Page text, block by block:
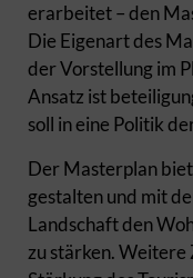
erarbeitet – den
Die Eigenart des
der Vorstellung im
Ansatz ist
soll in eine Politik
Der Masterplan
gestalten und mit
Landschaft den
zu stärken. Weitere